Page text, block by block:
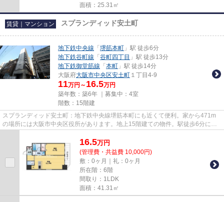
面積：25.31㎡
賃貸｜マンション スプランディッド安土町
地下鉄中央線 「 堺筋本町 」駅 徒歩6分
地下鉄谷町線 「 谷町四丁目 」駅 徒歩13分
地下鉄御堂筋線 「 本町 」駅 徒歩14分
大阪府大阪市中央区安土町 １丁目4-9
11万円～ 16.5万円
築年数：築6年 ｜募集中： 4室
階数：15階建
スプランディッド安土町：地下鉄中央線堺筋本町にも近くて便利。家から471m
の場所には大阪市中央区役所があります。地上15階建ての物件。駅徒歩6分に駅
16.5万円
(管理費・共益費 10,000円)
敷：0ヶ月｜礼：0ヶ月
所在階：6階
間取り：1LDK
面積：41.31㎡